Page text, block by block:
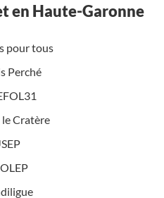
en Haute-Garonne
pour tous
Perché
Cratère